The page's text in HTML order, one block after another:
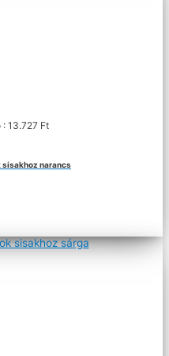
: 13.727 Ft
sisakhoz narancs